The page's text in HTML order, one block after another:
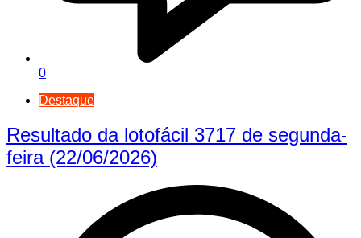
0
Destaque
Resultado da lotofácil 3717 de segunda-
feira (22/06/2026)